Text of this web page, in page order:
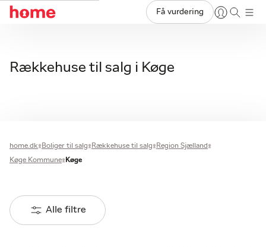
Få vurdering
Rækkehuse til salg i Køge
home.dk Boliger til salg Rækkehuse til salg
Region Sjælland
Køge Kommune
Køge
Alle filtre